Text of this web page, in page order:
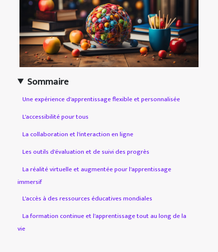
Sommaire
Une expérience d'apprentissage flexible et personnalisée
L'accessibilité pour tous
La collaboration et l'interaction en ligne
Les outils d'évaluation et de suivi des progrès
La réalité virtuelle et augmentée pour l'apprentissage
immersif
L'accès à des ressources éducatives mondiales
La formation continue et l'apprentissage tout au long de la
vie